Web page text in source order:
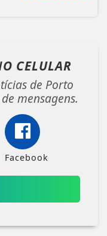
CELULAR
de Porto
mensagens.
Facebook